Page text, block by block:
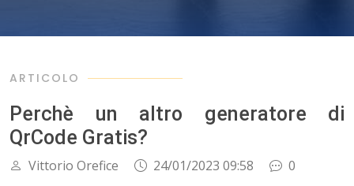
ARTICOLO
Perchè un altro generatore di
QrCode Gratis?
Vittorio Orefice 24/01/2023 09:58 0